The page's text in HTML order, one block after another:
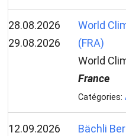
28.08.2026
29.08.2026
World
(FRA)
World
France
Catégories:
12.09.2026
Bächli